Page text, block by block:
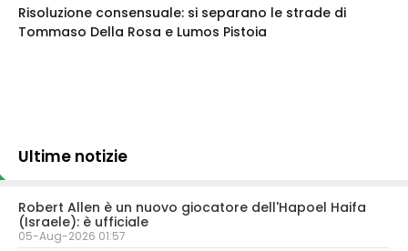
Risoluzione consensuale: si separano le strade di
Tommaso Della Rosa e Lumos Pistoia
Ultime notizie
Robert Allen è un nuovo giocatore dell'Hapoel Haifa
(Israele): è ufficiale
05-Aug-2026 01:57